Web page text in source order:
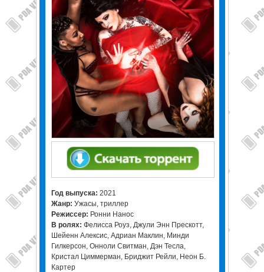
Год выпуска: 2021
Жанр: Ужасы, триллер
Режиссер: Ронни Нанос
В ролях: Фелисса Роуз, Джули Энн Прескотт,
Шейенн Алексис, Адриан Маклин, Минди
Гилкерсон, Онноли Свитман, Дэн Тесла,
Кристал Циммерман, Бриджит Рейли, Неон Б.
Картер